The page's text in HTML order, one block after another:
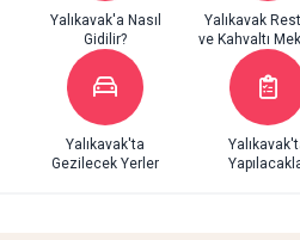
Yalıkavak'a Nasıl
Gidilir?
Yalıkavak
ve Kahvaltı
Yalıkavak'ta
Gezilecek Yerler